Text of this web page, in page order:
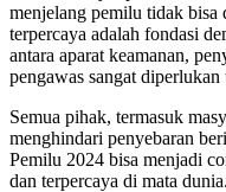
menjelang pemilu tidak bisa
terpercaya adalah fondasi
antara aparat keamanan,
pengawas sangat
Semua pihak, termasuk
menghindari penyebaran
Pemilu 2024 bisa menjadi
dan terpercaya di mata dunia.